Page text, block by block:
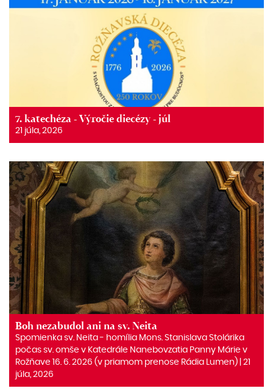
7. katechéza - Výročie diecézy - júl
21 júla, 2026
Boh nezabudol ani na sv. Neita
Spomienka sv. Neita ‒ homília Mons. Stanislava Stolárika
počas sv. omše v Katedrále Nanebovzatia Panny Márie v
Rožňave 16. 6. 2026 (v priamom prenose Rádia Lumen) | 21
júla, 2026